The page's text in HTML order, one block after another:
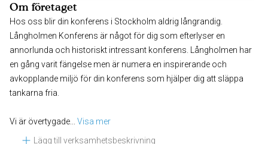
Om företaget
Hos oss blir din konferens i Stockholm aldrig långrandig.
Långholmen Konferens är något för dig som efterlyser en
annorlunda och historiskt intressant konferens. Långholmen har
en gång varit fängelse men är numera en inspirerande och
avkopplande miljö för din konferens som hjälper dig att släppa
tankarna fria.
Vi är övertygade
Visa mer
Lägg till verksamhetsbeskrivning